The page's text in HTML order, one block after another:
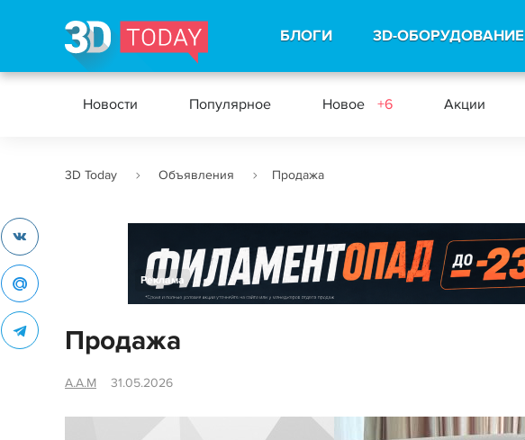
БЛОГИ 3D-ОБОРУДОВАНИЕ
Новости Популярное Новое +6 Акции
3D Today Объявления Продажа
Реклама
Продажа
А.А.М 31.05.2026